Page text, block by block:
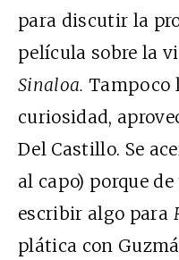
para discutir la
película sobre la
Sinaloa.Tampoco
curiosidad,
Del Castillo. Se
al capo) porque
escribir algo para
plática con